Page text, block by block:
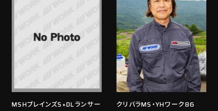
MSHブレインズS+DLランサー クリバラMS・YHワーク86